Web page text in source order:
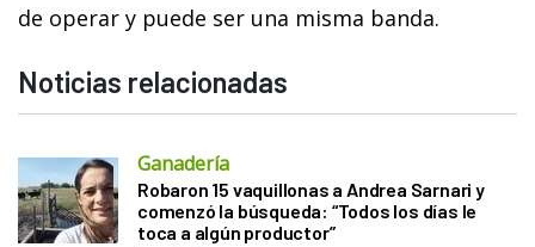
de operar y puede ser una misma banda.
Noticias relacionadas
Ganadería
Robaron 15 vaquillonas a Andrea Sarnari y
comenzó la búsqueda: “Todos los días le
toca a algún productor”